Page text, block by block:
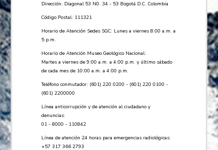
Dirección: Diagonal 53 N0. 34 - 53 Bogotá D.C. Colombia
Código Postal: 111321
Horario de Atención Sedes SGC: Lunes a viernes 8.00 a.m. a
5 p.m.
Horario de Atención Museo Geológico Nacional:
Martes a viernes de 9:00 a.m. a 4:00 p.m. y último sábado
de cada mes de 10:00 a.m. a 4:00 p.m.
Teléfono conmutador: (601) 220 0200 - (601) 220 0100 -
(601) 2200000
Línea anticorrupción y de atención al ciudadano y
denuncias:
01 - 8000 - 110842
Línea de atención 24 horas para emergencias radiológicas:
+57 ​317 366 2793